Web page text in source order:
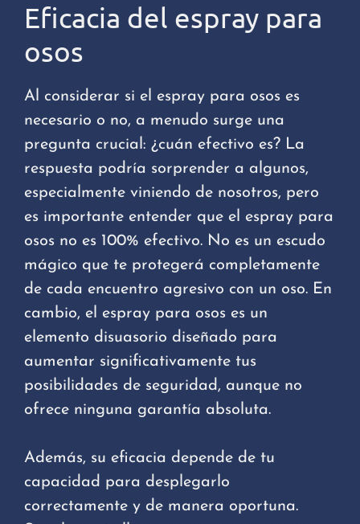
Eficacia del espray para
osos
Al considerar si el espray para osos es
necesario o no, a menudo surge una
pregunta crucial: ¿cuán efectivo es? La
respuesta podría sorprender a algunos,
especialmente viniendo de nosotros, pero
es importante entender que el espray para
osos no es 100% efectivo. No es un escudo
mágico que te protegerá completamente
de cada encuentro agresivo con un oso. En
cambio, el espray para osos es un
elemento disuasorio diseñado para
aumentar significativamente tus
posibilidades de seguridad, aunque no
ofrece ninguna garantía absoluta.
Además, su eficacia depende de tu
capacidad para desplegarlo
correctamente y de manera oportuna.